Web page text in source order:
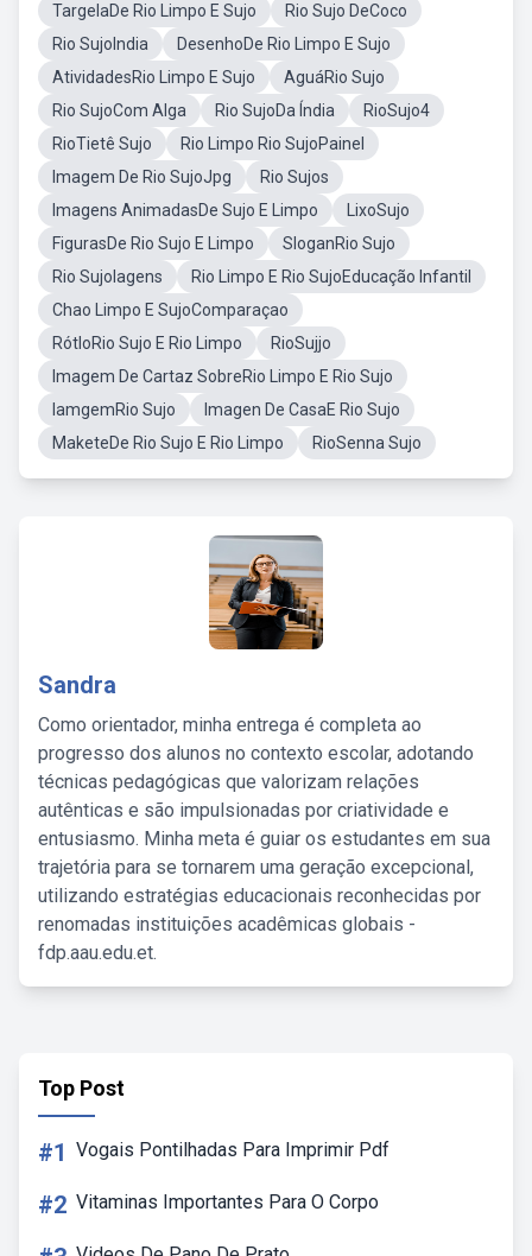
TargelaDe Rio Limpo E Sujo
Rio Sujo DeCoco
Rio SujoIndia
DesenhoDe Rio Limpo E Sujo
AtividadesRio Limpo E Sujo
AguáRio Sujo
Rio SujoCom Alga
Rio SujoDa Índia
RioSujo4
RioTietê Sujo
Rio Limpo Rio SujoPainel
Imagem De Rio SujoJpg
Rio Sujos
Imagens AnimadasDe Sujo E Limpo
LixoSujo
FigurasDe Rio Sujo E Limpo
SloganRio Sujo
Rio SujoIagens
Rio Limpo E Rio SujoEducação Infantil
Chao Limpo E SujoComparaçao
RótloRio Sujo E Rio Limpo
RioSujjo
Imagem De Cartaz SobreRio Limpo E Rio Sujo
IamgemRio Sujo
Imagen De CasaE Rio Sujo
MaketeDe Rio Sujo E Rio Limpo
RioSenna Sujo
Sandra
Como orientador, minha entrega é completa ao
progresso dos alunos no contexto escolar, adotando
técnicas pedagógicas que valorizam relações
autênticas e são impulsionadas por criatividade e
entusiasmo. Minha meta é guiar os estudantes em sua
trajetória para se tornarem uma geração excepcional,
utilizando estratégias educacionais reconhecidas por
renomadas instituições acadêmicas globais -
fdp.aau.edu.et.
Top Post
#1 Vogais Pontilhadas Para Imprimir Pdf
#2 Vitaminas Importantes Para O Corpo